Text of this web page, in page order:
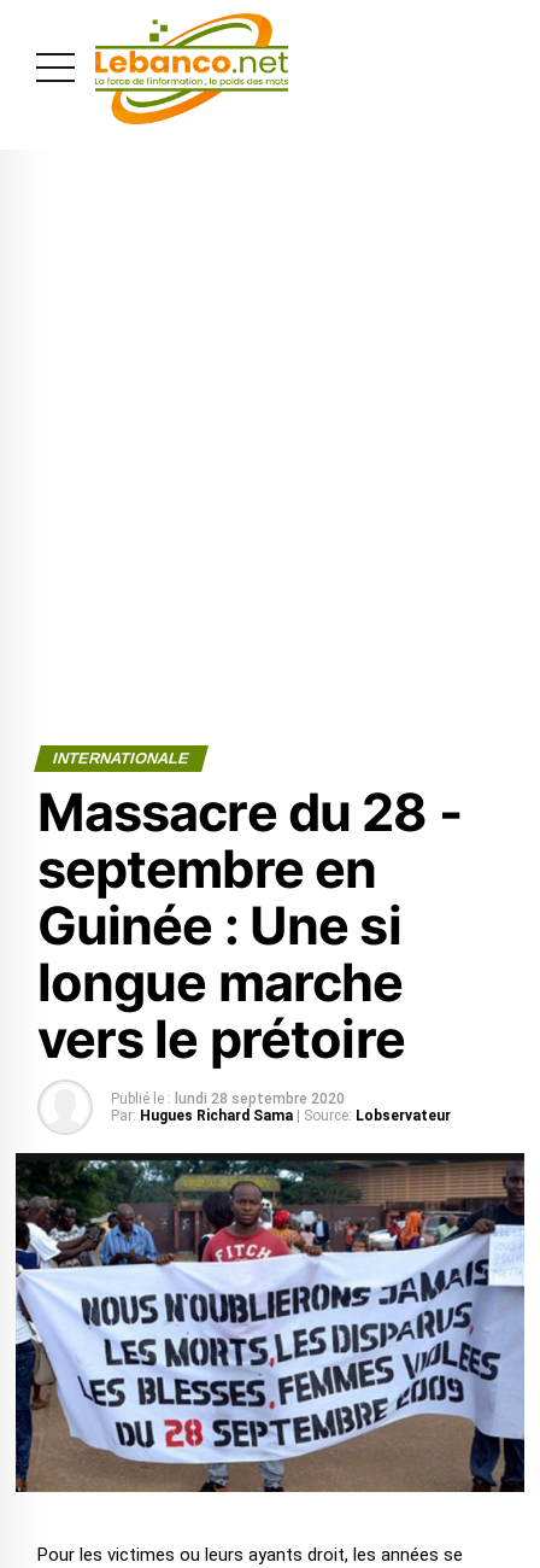
INTERNATIONALE
Massacre du 28 -
septembre en
Guinée : Une si
longue marche
vers le prétoire
Publié le : lundi 28 septembre 2020
Par: Hugues Richard Sama | Source: Lobservateur
Pour les victimes ou leurs ayants droit, les années se